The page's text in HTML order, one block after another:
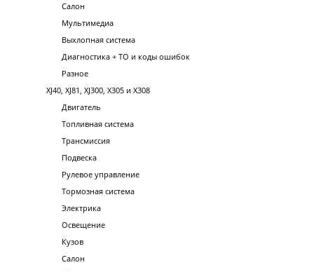
Салон
Мультимедиа
Выхлопная система
Диагностика + ТО и коды ошибок
Разное
XJ40, XJ81, XJ300, X305 и X308
Двигатель
Топливная система
Трансмиссия
Подвеска
Рулевое управление
Тормозная система
Электрика
Освещение
Кузов
Салон